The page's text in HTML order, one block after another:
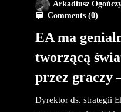
Arkadiusz
Comments (0)
EA ma
tworzącą
przez graczy
Dyrektor ds. strategii